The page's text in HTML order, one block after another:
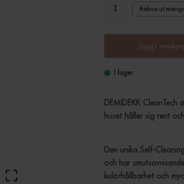
Räkna ut
Lägg i
I lager
DEMIDEKK
huset håller sig rent
Den unika Self-
och har
kulörhållbarhet och